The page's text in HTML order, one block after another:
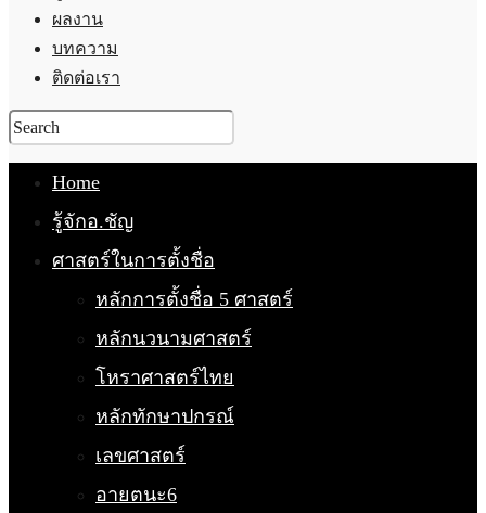
ผลงาน
บทความ
ติดต่อเรา
Home
รู้จักอ.ชัญ
ศาสตร์ในการตั้งชื่อ
หลักการตั้งชื่อ 5 ศาสตร์
หลักนวนามศาสตร์
โหราศาสตร์ไทย
หลักทักษาปกรณ์
เลขศาสตร์
อายตนะ6